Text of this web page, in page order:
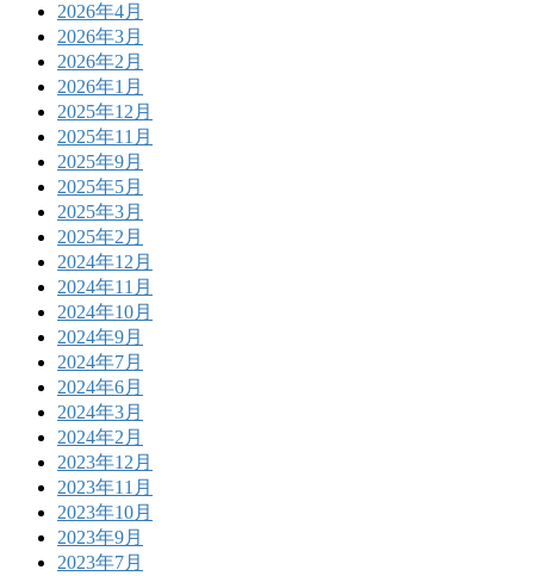
2026年4月
2026年3月
2026年2月
2026年1月
2025年12月
2025年11月
2025年9月
2025年5月
2025年3月
2025年2月
2024年12月
2024年11月
2024年10月
2024年9月
2024年7月
2024年6月
2024年3月
2024年2月
2023年12月
2023年11月
2023年10月
2023年9月
2023年7月